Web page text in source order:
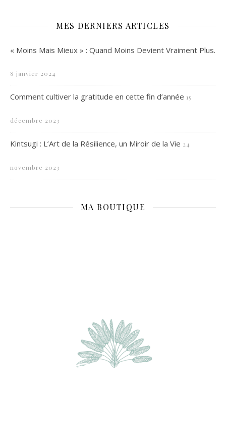
MES DERNIERS ARTICLES
« Moins Mais Mieux » : Quand Moins Devient Vraiment Plus.
8 janvier 2024
Comment cultiver la gratitude en cette fin d’année 15
décembre 2023
Kintsugi : L’Art de la Résilience, un Miroir de la Vie 24
novembre 2023
MA BOUTIQUE